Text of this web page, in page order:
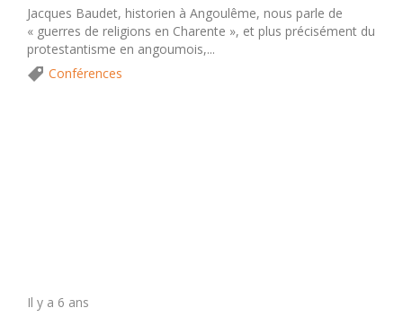
Jacques Baudet, historien à Angoulême, nous parle de
« guerres de religions en Charente », et plus précisément du
protestantisme en angoumois,...
Conférences
Il y a 6 ans